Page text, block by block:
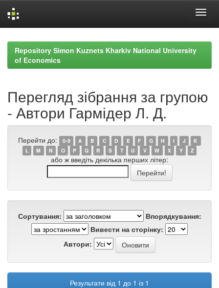
navigationRepository Simon Kuznets Kharkiv National University
of Economics
Перегляд зібрання за групою
- Автори Гармідер Л. Д.
Перейти до: 0-9 A B C D E F G H I J
K
L
M N O P Q R S T U V W X Y Z
або ж введіть декілька перших літер:
Сортування:
Впорядкування:
Вивести на сторінку:
Автори:
Результати від 1 до 1 із 1